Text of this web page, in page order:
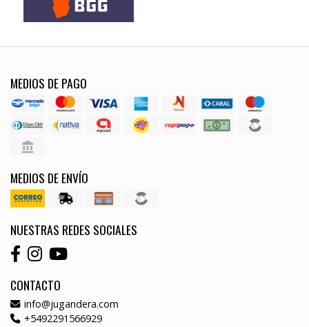
MEDIOS DE PAGO
MEDIOS DE ENVÍO
NUESTRAS REDES SOCIALES
CONTACTO
info@jugandera.com
+5492291566929